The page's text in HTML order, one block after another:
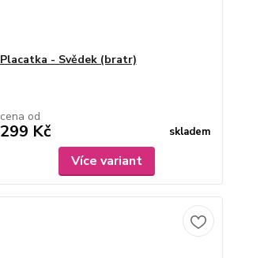
Placatka - Svědek (bratr)
cena od
299 Kč skladem
Více variant